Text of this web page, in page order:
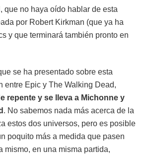
que no haya oído hablar de esta
por Robert Kirkman (que ya ha
y que terminará también pronto en
se ha presentado sobre esta
entre Epic y The Walking Dead,
repente y se lleva a Michonne y
. No sabemos nada más acerca de la
estos dos universos, pero es posible
poquito más a medida que pasen
mismo, en una misma partida,